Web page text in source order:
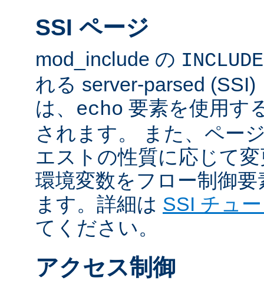
SSI ページ
mod_include の
れる server-parsed
は、 echo 要素を使用す
されます。 また、ペー
エストの性質に応じて
環境変数をフロー制御
ます。詳細は SSI チュ
てください。
アクセス制御